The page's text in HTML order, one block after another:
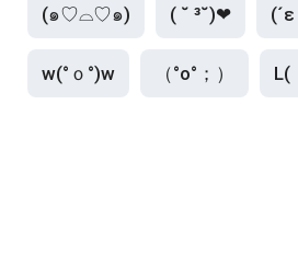
(๑♡⌓♡๑) ( ˘ ³˘)❤
w(°ｏ°)w （°o°；） L(